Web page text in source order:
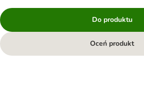
Do produktu
Oceń produkt